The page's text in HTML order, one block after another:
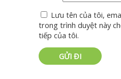
Lưu tên của tôi,
trong trình duyệt này
tiếp của tôi.